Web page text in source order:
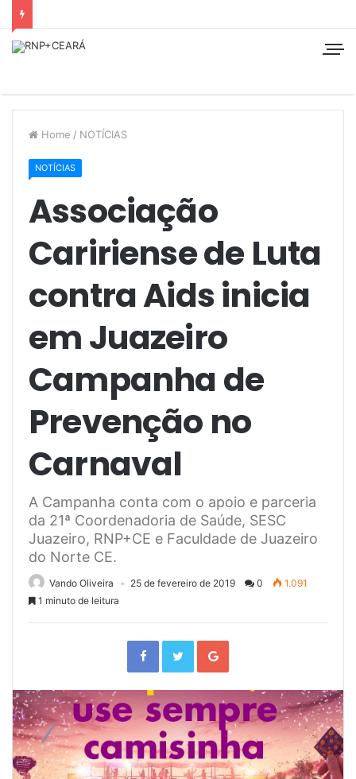
Home / NOTÍCIAS
NOTÍCIAS
Associação
Caririense de Luta
contra Aids inicia
em Juazeiro
Campanha de
Prevenção no
Carnaval
A Campanha conta com o apoio e parceria
da 21ª Coordenadoria de Saúde, SESC
Juazeiro, RNP+CE e Faculdade de Juazeiro
do Norte CE.
Vando Oliveira 25 de fevereiro de 2019 0
1.091
1 minuto de leitura
F
b
o
k
T
t
r +